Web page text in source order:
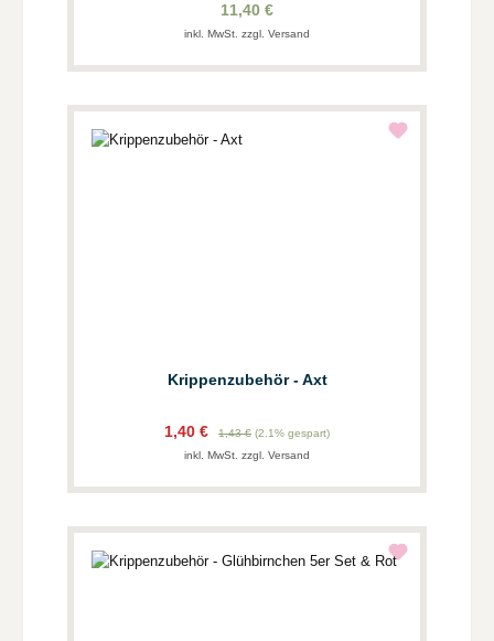
11,40 €
inkl. MwSt. zzgl. Versand
Krippenzubehör - Axt
1,40 € 1,43 € (2.1% gespart)
inkl. MwSt. zzgl. Versand